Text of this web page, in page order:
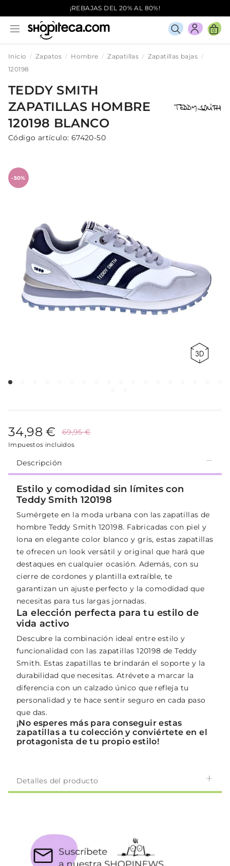
¡REBAJAS DEL 20% AL 80%!
0
Inicio Zapatos Hombre Zapatillas
Zapatillas bajas
120198
TEDDY SMITH
ZAPATILLAS HOMBRE
120198 BLANCO
Código artículo: 67420-50
-50%
34,98 € 69,95 €
Impuestos incluidos
Descripción
Estilo y comodidad sin límites con
Teddy Smith 120198
Sumérgete en la moda urbana con las zapatillas de
hombre Teddy Smith 120198. Fabricadas con piel y
lona en elegante color blanco y gris, estas zapatillas
te ofrecen un look versátil y original que hará que
destaques en cualquier ocasión. Además, con su
cierre de cordones y plantilla extraíble, te
garantizan un ajuste perfecto y la comodidad que
necesitas para tus largas jornadas.
La elección perfecta para tu estilo de
vida activo
Descubre la combinación ideal entre estilo y
funcionalidad con las zapatillas 120198 de Teddy
Smith. Estas zapatillas te brindarán el soporte y la
durabilidad que necesitas. Atrévete a marcar la
diferencia con un calzado único que refleja tu
personalidad y te hace sentir seguro en cada paso
que das.
¡No esperes más para conseguir estas
zapatillas a tu colección y conviértete en el
protagonista de tu propio estilo!
Detalles del producto